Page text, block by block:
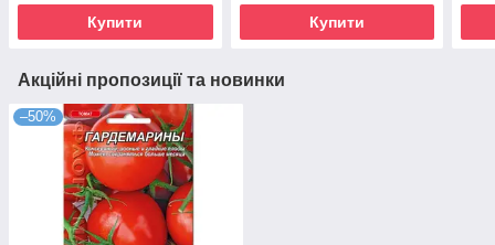
Купити Купити
Акційні пропозиції та новинки
–50%